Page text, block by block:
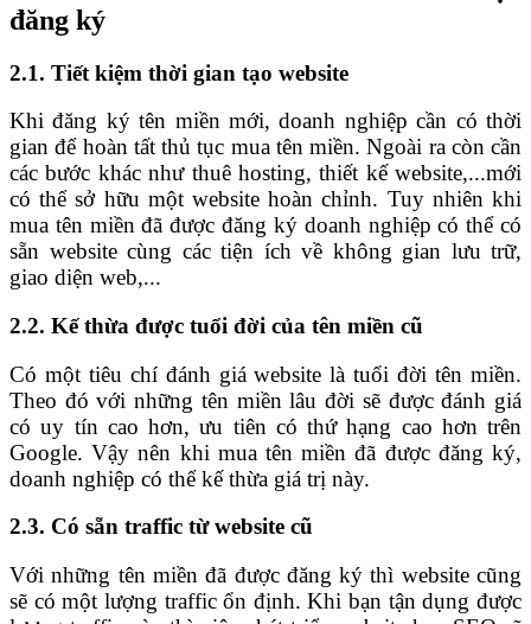
đăng ký
2.1. Tiết kiệm thời gian tạo website
Khi đăng ký tên miền mới, doanh nghiệp cần có thời
gian để hoàn tất thủ tục mua tên miền. Ngoài ra còn cần
các bước khác như thuê hosting, thiết kế website,...mới
có thể sở hữu một website hoàn chỉnh. Tuy nhiên khi
mua tên miền đã được đăng ký doanh nghiệp có thể có
sẵn website cùng các tiện ích về không gian lưu trữ,
giao diện web,...
2.2. Kế thừa được tuổi đời của tên miền cũ
Có một tiêu chí đánh giá website là tuổi đời tên miền.
Theo đó với những tên miền lâu đời sẽ được đánh giá
có uy tín cao hơn, ưu tiên có thứ hạng cao hơn trên
Google. Vậy nên khi mua tên miền đã được đăng ký,
doanh nghiệp có thể kế thừa giá trị này.
2.3. Có sẵn traffic từ website cũ
Với những tên miền đã được đăng ký thì website cũng
sẽ có một lượng traffic ổn định. Khi bạn tận dụng được